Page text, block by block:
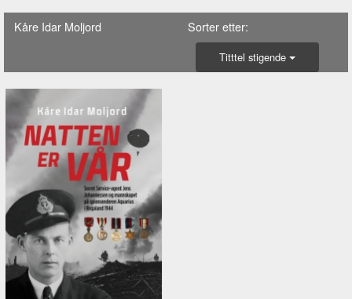
Kåre Idar Moljord Sorter etter:
Titttel stigende